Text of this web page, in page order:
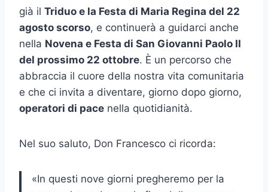
già il Triduo e la Festa di Maria Regina del 22
agosto scorso, e continuerà a guidarci anche
nella Novena e Festa di San Giovanni Paolo II
del prossimo 22 ottobre. È un percorso che
abbraccia il cuore della nostra vita comunitaria
e che ci invita a diventare, giorno dopo giorno,
operatori di pace nella quotidianità.
Nel suo saluto, Don Francesco ci ricorda:
«In questi nove giorni pregheremo per la